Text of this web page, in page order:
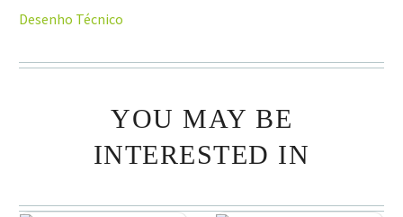
Desenho Técnico
YOU MAY BE
INTERESTED IN